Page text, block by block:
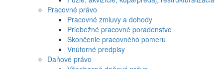
Pracovné právo
Pracovné zmluvy a dohody
Priebežné pracovné poradenstvo
Skončenie pracovného pomeru
Vnútorné predpisy
Daňové právo